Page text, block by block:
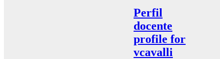
Perfil
docente
profile for
vcavalli